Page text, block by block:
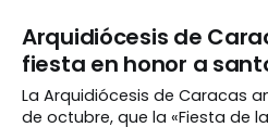
Arquidiócesis de
fiesta en honor a
La Arquidiócesis de Caracas
de octubre, que la «Fiesta de